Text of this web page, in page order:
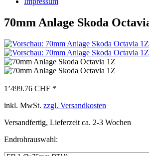
70mm Anlage Skoda
1’499.76 CHF *
inkl. MwSt. zzgl. Versandkosten
Versandfertig, Lieferzeit ca. 2-3 Wochen
Endrohrauswahl: